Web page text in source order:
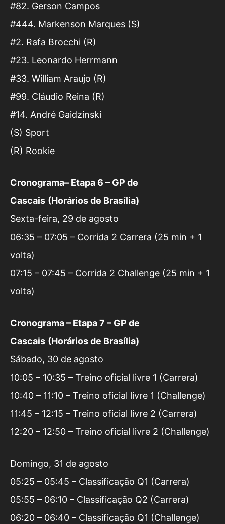
#82. Gerson Campos
#444. Markenson Marques (S)
#2. Rafa Brocchi (R)
#23. Leonardo Herrmann
#33. William Araujo (R)
#99. Cláudio Reina (R)
#14. André Gaidzinski
(S) Sport
(R) Rookie
Cronograma– Etapa 6 – GP de
Cascais (Horários de Brasília)
Sexta-feira, 29 de agosto
06:35 – 07:05 – Corrida 2 Carrera (25 min + 1
volta)
07:15 – 07:45 – Corrida 2 Challenge (25 min + 1
volta)
Cronograma– Etapa 7 – GP de
Cascais (Horários de Brasília)
Sábado, 30 de agosto
10:05 – 10:35 – Treino oficial livre 1 (Carrera)
10:40 – 11:10 – Treino oficial livre 1 (Challenge)
11:45 – 12:15 – Treino oficial livre 2 (Carrera)
12:20 – 12:50 – Treino oficial livre 2 (Challenge)
Domingo, 31 de agosto
05:25 – 05:45 – Classificação Q1 (Carrera)
05:55 – 06:10 – Classificação Q2 (Carrera)
06:20 – 06:40 – Classificação Q1 (Challenge)